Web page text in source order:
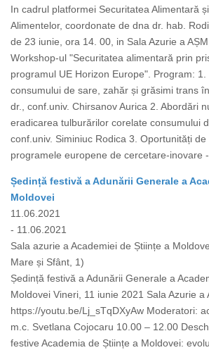
In cadrul platformei Securitatea Alimentară
Alimentelor, coordonate de dna dr. hab.
de 23 iunie, ora 14. 00, in Sala Azurie a
Workshop-ul "Securitatea alimentară prin
programul UE Horizon Europe". Program: 1.
consumului de sare, zahăr și grăsimi trans
dr., conf.univ. Chirsanov Aurica 2. Abordări
eradicarea tulburărilor corelate consumului
conf.univ. Siminiuc Rodica 3. Oportunități
programele europene de cercetare-inovare -
Ședință festivă a Adunării Generale a
Moldovei
11.06.2021
- 11.06.2021
Sala azurie a Academiei de Științe a
Mare și Sfânt, 1)
Ședință festivă a Adunării Generale a
Moldovei Vineri, 11 iunie 2021 Sala Azurie a
https://youtu.be/Lj_sTqDXyAw Moderatori:
m.c. Svetlana Cojocaru 10.00 – 12.00
festive Academia de Științe a Moldovei: